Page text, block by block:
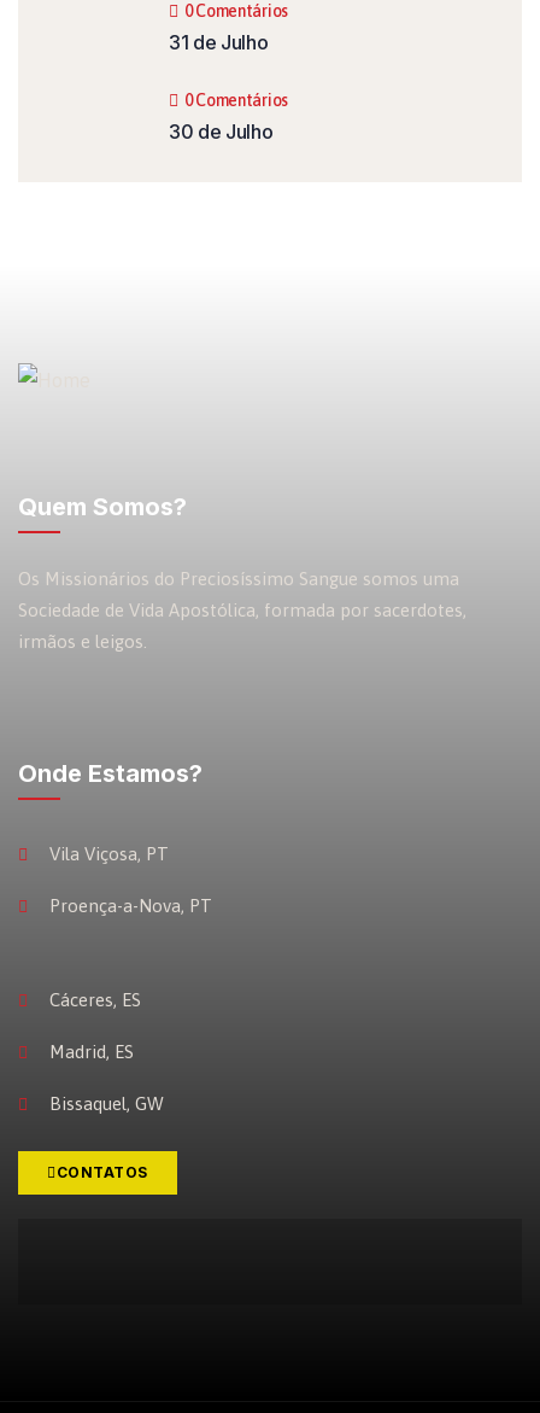
0 Comentários
31 de Julho
0 Comentários
30 de Julho
Quem Somos?
Os Missionários do Preciosíssimo Sangue somos uma
Sociedade de Vida Apostólica, formada por sacerdotes,
irmãos e leigos.
Onde Estamos?
Vila Viçosa, PT
Proença-a-Nova, PT
Cáceres, ES
Madrid, ES
Bissaquel, GW
CONTATOS